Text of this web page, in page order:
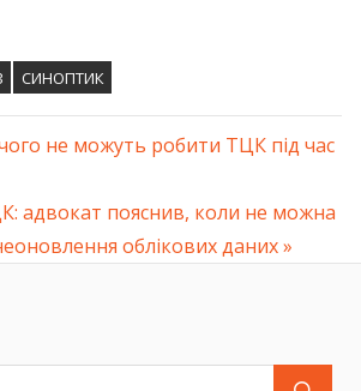
СИНОПТИК
не можуть робити ТЦК під час
адвокат пояснив, коли не можна
облікових даних